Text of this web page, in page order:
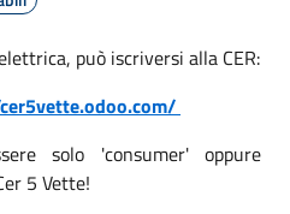
può iscriversi alla CER:
solo 'consumer' oppure
5 Vette!